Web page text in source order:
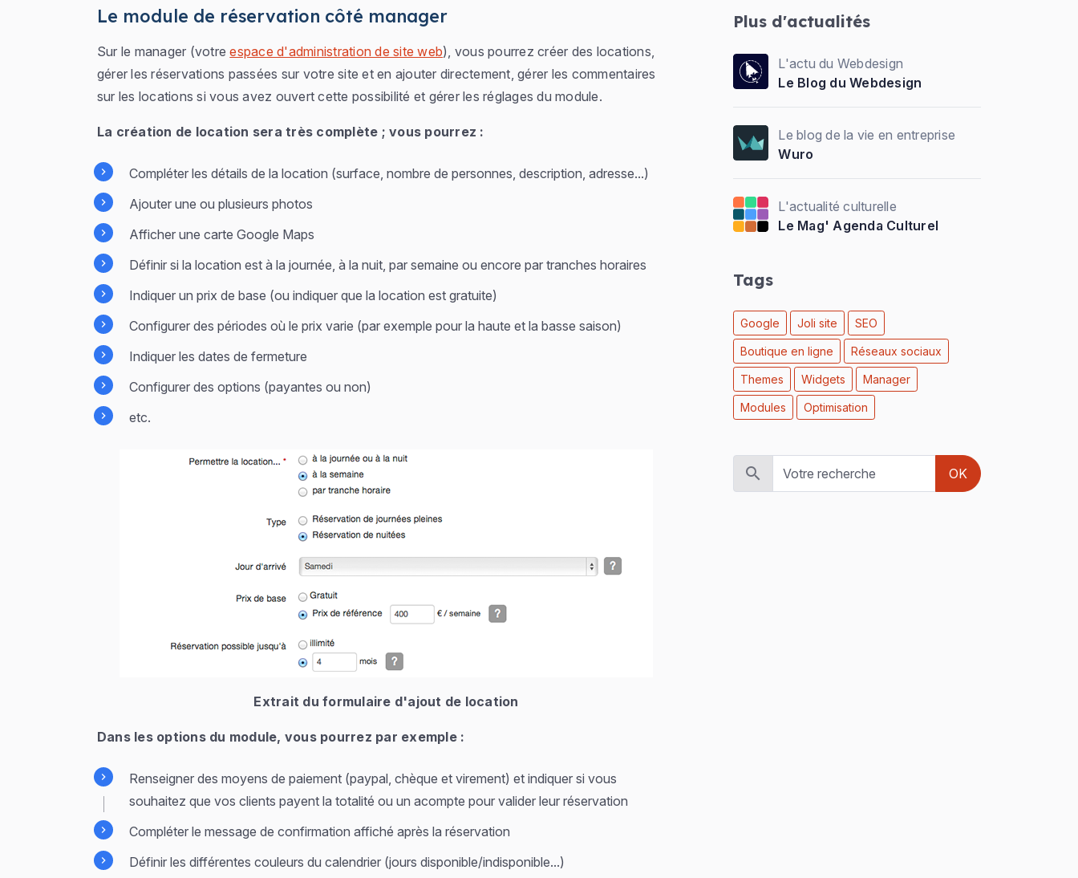
Le module de réservation côté manager
Sur le manager (votreespace d'administration de site web), vous pourrez créer des locations,
gérer les réservations passées sur votre site et en ajouter directement, gérer les commentaires
sur les locations si vous avez ouvert cette possibilité et gérer les réglages du module.
La création de location sera très complète ; vous pourrez :
Compléter les détails de la location (surface, nombre de personnes, description, adresse...)
Ajouter une ou plusieurs photos
Afficher une carte Google Maps
Définir si la location est à la journée, à la nuit, par semaine ou encore par tranches horaires
Indiquer un prix de base (ou indiquer que la location est gratuite)
Configurer des périodes où le prix varie (par exemple pour la haute et la basse saison)
Indiquer les dates de fermeture
Configurer des options (payantes ou non)
etc.
Extrait du formulaire d'ajout de location
Dans les options du module, vous pourrez par exemple :
Renseigner des moyens de paiement (paypal, chèque et virement) et indiquer si vous
souhaitez que vos clients payent la totalité ou un acompte pour valider leur réservation
Compléter le message de confirmation affiché après la réservation
Définir les différentes couleurs du calendrier (jours disponible/indisponible...)
Plus d'actualités
L'actu du Webdesign
Le Blog du Webdesign
Le blog de la vie en entreprise
Wuro
L'actualité culturelle
Le Mag' Agenda Culturel
Tags
Google Joli site SEO
Boutique en ligne Réseaux sociaux
Themes Widgets Manager
Modules Optimisation
OK